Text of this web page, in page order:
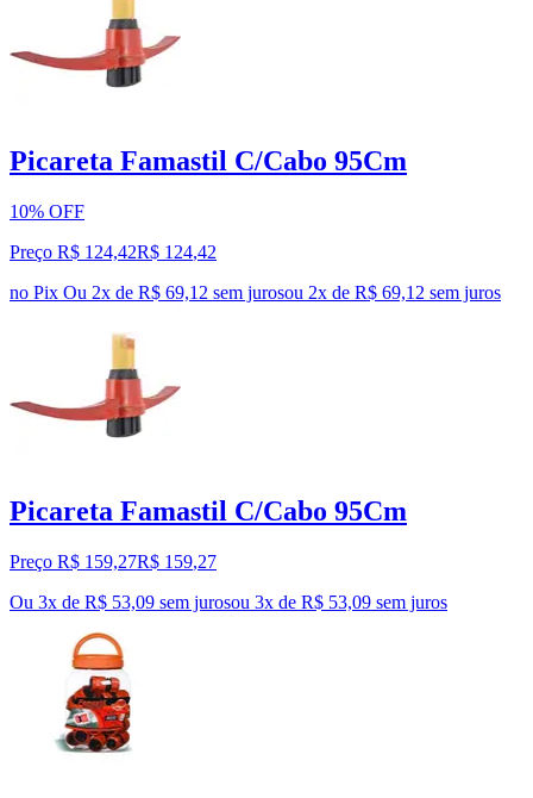
Picareta Famastil C/Cabo 95Cm
10% OFF
Preço R$ 124,42R$ 124,42
no Pix Ou 2x de R$ 69,12 sem jurosou 2x de R$ 69,12 sem juros
Picareta Famastil C/Cabo 95Cm
Preço R$ 159,27R$ 159,27
Ou 3x de R$ 53,09 sem jurosou 3x de R$ 53,09 sem juros